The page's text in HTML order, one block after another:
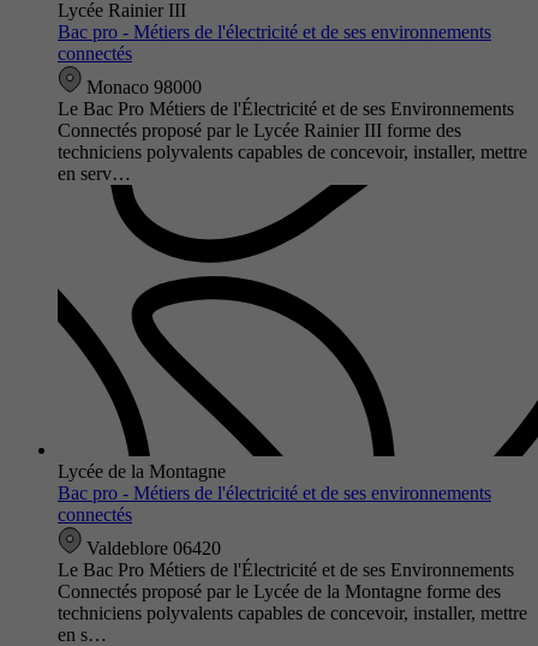
Lycée Rainier III
Bac pro - Métiers de l'électricité et de ses environnements
connectés
Monaco 98000
Le Bac Pro Métiers de l'Électricité et de ses Environnements
Connectés proposé par le Lycée Rainier III forme des
techniciens polyvalents capables de concevoir, installer, mettre
en serv…
Lycée de la Montagne
Bac pro - Métiers de l'électricité et de ses environnements
connectés
Valdeblore 06420
Le Bac Pro Métiers de l'Électricité et de ses Environnements
Connectés proposé par le Lycée de la Montagne forme des
techniciens polyvalents capables de concevoir, installer, mettre
en s…